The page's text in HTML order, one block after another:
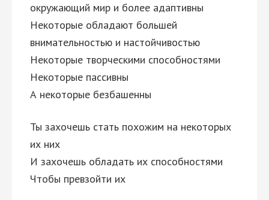
окружающий мир и более адаптивны
Некоторые обладают большей
внимательностью и настойчивостью
Некоторые творческими способностями
Некоторые пассивны
А некоторые безбашенны
Ты захочешь стать похожим на некоторых
их них
И захочешь обладать их способностями
Чтобы превзойти их